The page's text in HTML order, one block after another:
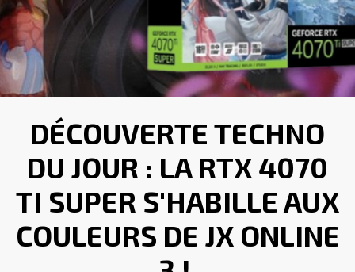
DÉCOUVERTE TECHNO
DU JOUR : LA RTX 4070
TI SUPER S'HABILLE AUX
COULEURS DE JX ONLINE